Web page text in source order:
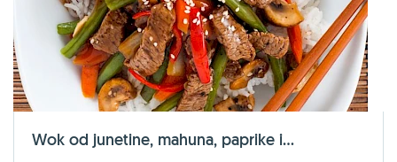
Wok od junetine, mahuna, paprike i...